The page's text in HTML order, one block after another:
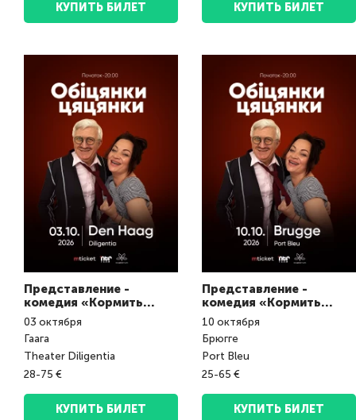
КУПИТЬ БИЛЕТ КУПИТЬ БИЛЕТ
Представление -
комедия «Кормить
завтраками»
03 октября
Гаага
Theater Diligentia
28-75 €
КУПИТЬ БИЛЕТ
Представление -
комедия «Кормить
завтраками»
10 октября
Брюгге
Port Bleu
25-65 €
КУПИТЬ БИЛЕТ